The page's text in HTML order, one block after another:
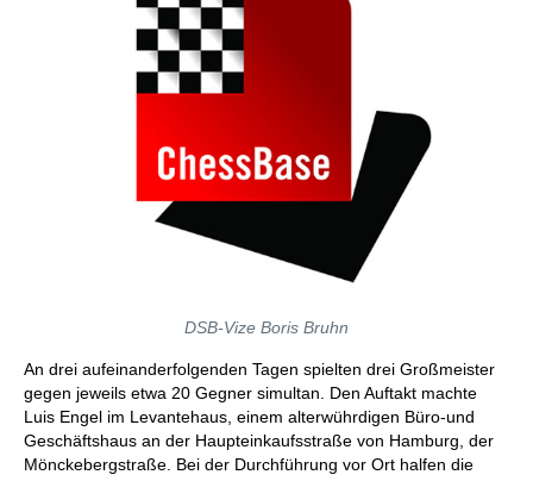
DSB-Vize Boris Bruhn
An drei aufeinanderfolgenden Tagen spielten drei Großmeister
gegen jeweils etwa 20 Gegner simultan. Den Auftakt machte
Luis Engel im Levantehaus, einem alterwührdigen Büro-und
Geschäftshaus an der Haupteinkaufsstraße von Hamburg, der
Mönckebergstraße. Bei der Durchführung vor Ort halfen die